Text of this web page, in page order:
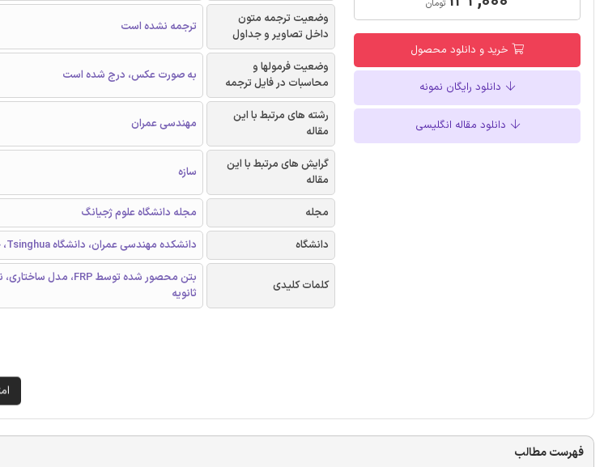
تومان
خرید و دانلود محصول
دانلود رایگان نمونه
دانلود مقاله انگلیسی
وضعیت ترجمه متون
داخل تصاویر و جداول
ترجمه نشده است
وضعیت فرمولها و
محاسبات در فایل ترجمه
به صورت عکس، درج شده است
رشته های مرتبط با این
مقاله
مهندسی عمران
گرایش های مرتبط با این
مقاله
سازه
مجله
مجله دانشگاه علوم ژجیانگ
دانشگاه
دانشکده مهندسی عمران، دانشگاه Tsinghua، چین
کلمات کلیدی
ثانویه
فهرست مطالب